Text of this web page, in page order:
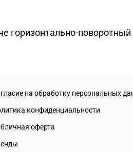
горизонтально-
на обработку персональных
конфиденциальности
оферта